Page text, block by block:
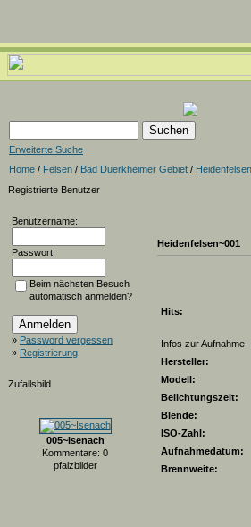
Erweiterte Suche
Home / Felsen / Bad Duerkheimer Gebiet /
Registrierte Benutzer
Benutzername:
Passwort:
Beim nächsten Besuch
automatisch anmelden?
» Password vergessen
» Registrierung
Zufallsbild
005~Isenach
Kommentare: 0
pfalzbilder
Heidenfelsen~001
Hits:
Infos zur Aufnahme
Hersteller:
Modell:
Belichtungszeit:
Blende:
ISO-Zahl:
Aufnahmedatum:
Brennweite: